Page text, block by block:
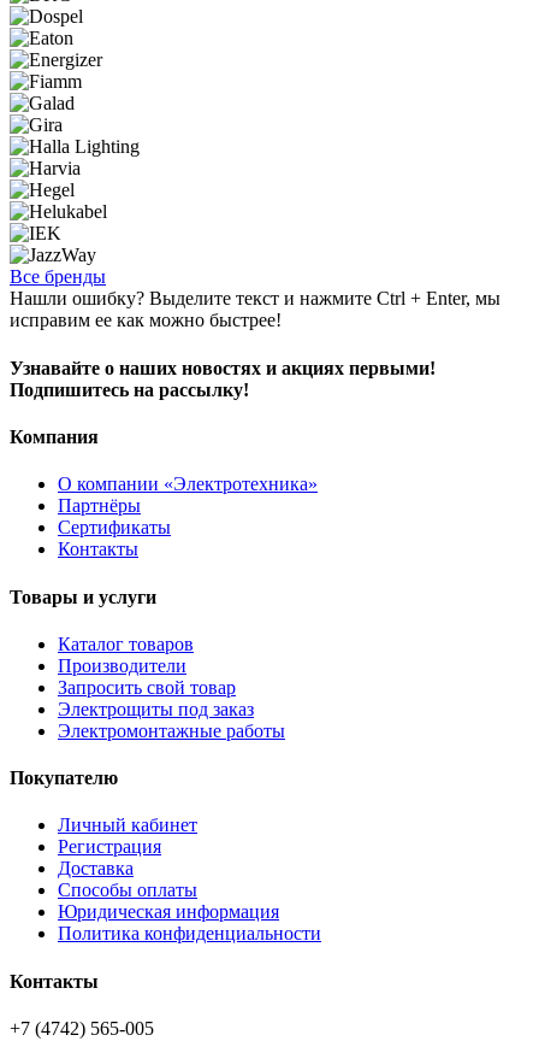
Все бренды
Нашли ошибку? Выделите текст и нажмите Ctrl + Enter, мы
исправим ее как можно быстрее!
Узнавайте о наших новостях и акциях первыми!
Подпишитесь на рассылку!
Компания
О компании «Электротехника»
Партнёры
Сертификаты
Контакты
Товары и услуги
Каталог товаров
Производители
Запросить свой товар
Электрощиты под заказ
Электромонтажные работы
Покупателю
Личный кабинет
Регистрация
Доставка
Способы оплаты
Юридическая информация
Политика конфиденциальности
Контакты
+7 (4742) 565-005